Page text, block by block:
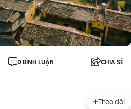
0 BÌNH LUẬN CHIA SẺ
Theo dõi